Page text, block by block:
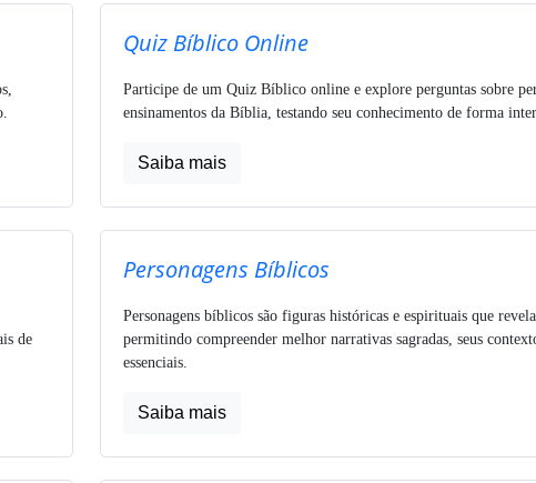
Quiz Bíblico Online
Participe de um Quiz Bíblico online e explore perguntas sobre
ensinamentos da Bíblia, testando seu conhecimento de forma
Saiba mais
de
Personagens Bíblicos
Personagens bíblicos são figuras históricas e espirituais que
permitindo compreender melhor narrativas sagradas, seus
essenciais.
Saiba mais